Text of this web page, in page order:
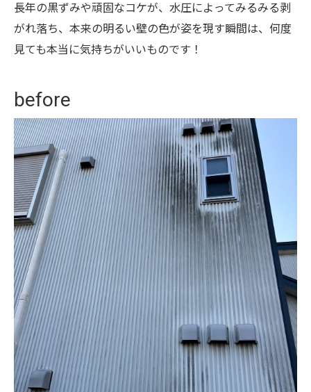
長年の黒ずみや頑固なコケが、水圧によってみるみる剥
がれ落ち、本来の明るい壁の色が姿を現す瞬間は、何度
見ても本当に気持ちがいいものです！
before